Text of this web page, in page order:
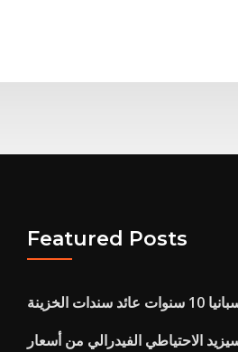
Featured Posts
سنوات عائد سندات الخزينة
الاحتياطي الفيدرالي من أسعار